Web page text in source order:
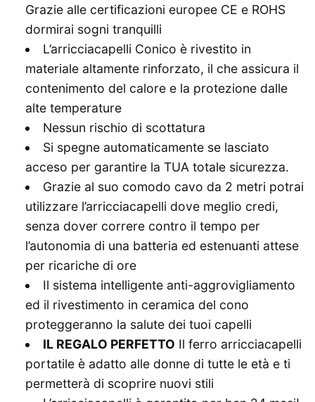
Grazie alle certificazioni europee CE e ROHS
dormirai sogni tranquilli
L’arricciacapelli Conico è rivestito in
materiale altamente rinforzato, il che assicura il
contenimento del calore e la protezione dalle
alte temperature
Nessun rischio di scottatura
Si spegne automaticamente se lasciato
acceso per garantire la TUA totale sicurezza.
Grazie al suo comodo cavo da 2 metri potrai
utilizzare l’arricciacapelli dove meglio credi,
senza dover correre contro il tempo per
l’autonomia di una batteria ed estenuanti attese
per ricariche di ore
Il sistema intelligente anti-aggrovigliamento
ed il rivestimento in ceramica del cono
proteggeranno la salute dei tuoi capelli
IL REGALO PERFETTO Il ferro arricciacapelli
portatile è adatto alle donne di tutte le età e ti
permetterà di scoprire nuovi stili